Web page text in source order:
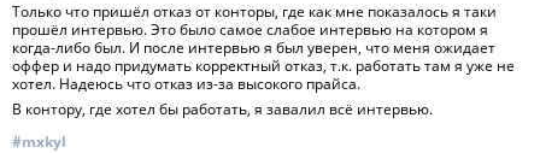
Только что пришёл отказ от конторы, где как мне показалось я таки
прошёл интервью. Это было самое слабое интервью на котором я
когда-либо был. И после интервью я был уверен, что меня ожидает
оффер и надо придумать корректный отказ, т.к. работать там я уже не
хотел. Надеюсь что отказ из-за высокого прайса.
В контору, где хотел бы работать, я завалил всё интервью.
#mxkyl